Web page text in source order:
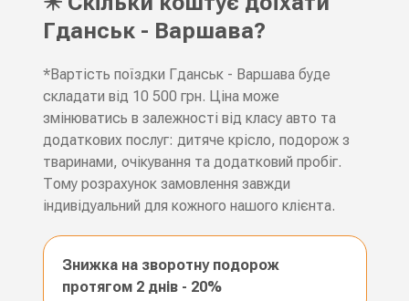
Гданськ - Варшава?
*Вартість поїздки Гданськ - Варшава буде
складати від 10 500 грн. Ціна може
змінюватись в залежності від класу авто та
додаткових послуг: дитяче крісло, подорож з
тваринами, очікування та додатковий пробіг.
Тому розрахунок замовлення завжди
індивідуальний для кожного нашого клієнта.
Знижка на зворотну подорож
протягом 2 днів - 20%